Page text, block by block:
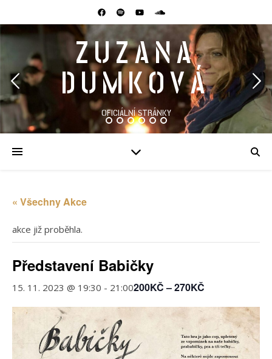
ZUZANA
DUMKOVÁ
OFICIÁLNÍ STRÁNKY
« Všechny Akce
akce již proběhla.
Představení Babičky
15. 11. 2023 @ 19:30 - 21:00200KČ – 270KČ